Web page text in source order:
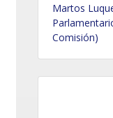
Martos
Comisión)